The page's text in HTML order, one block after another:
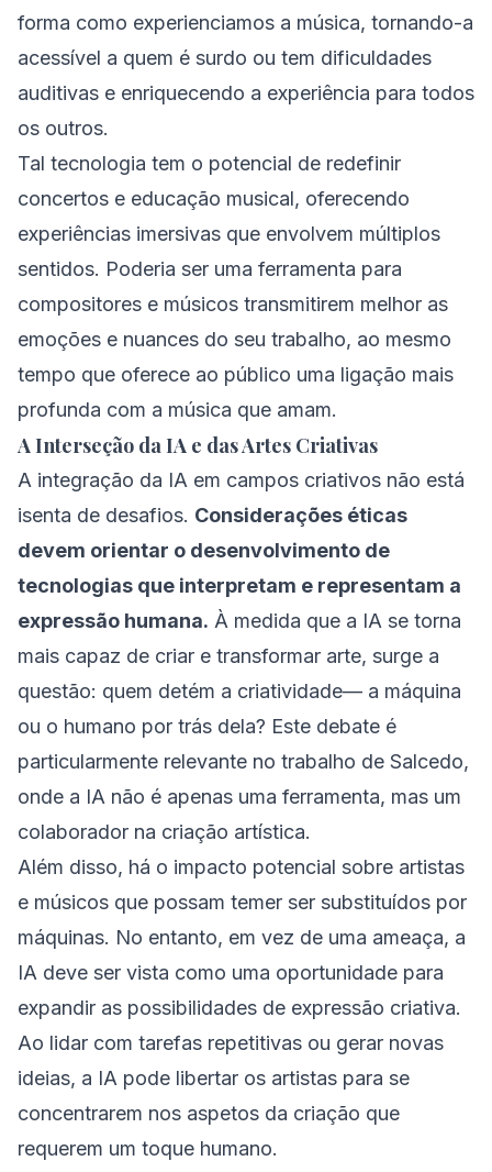
forma como experienciamos a música, tornando-a
acessível a quem é surdo ou tem dificuldades
auditivas e enriquecendo a experiência para todos
os outros.
Tal tecnologia tem o potencial de redefinir
concertos e educação musical, oferecendo
experiências imersivas que envolvem múltiplos
sentidos. Poderia ser uma ferramenta para
compositores e músicos transmitirem melhor as
emoções e nuances do seu trabalho, ao mesmo
tempo que oferece ao público uma ligação mais
profunda com a música que amam.
A Interseção da IA e das Artes Criativas
A integração da IA em campos criativos não está
isenta de desafios. Considerações éticas
devem orientar o desenvolvimento de
tecnologias que interpretam e representam a
expressão humana. À medida que a IA se torna
mais capaz de criar e transformar arte, surge a
questão: quem detém a criatividade— a máquina
ou o humano por trás dela? Este debate é
particularmente relevante no trabalho de Salcedo,
onde a IA não é apenas uma ferramenta, mas um
colaborador na criação artística.
Além disso, há o impacto potencial sobre artistas
e músicos que possam temer ser substituídos por
máquinas. No entanto, em vez de uma ameaça, a
IA deve ser vista como uma oportunidade para
expandir as possibilidades de expressão criativa.
Ao lidar com tarefas repetitivas ou gerar novas
ideias, a IA pode libertar os artistas para se
concentrarem nos aspetos da criação que
requerem um toque humano.